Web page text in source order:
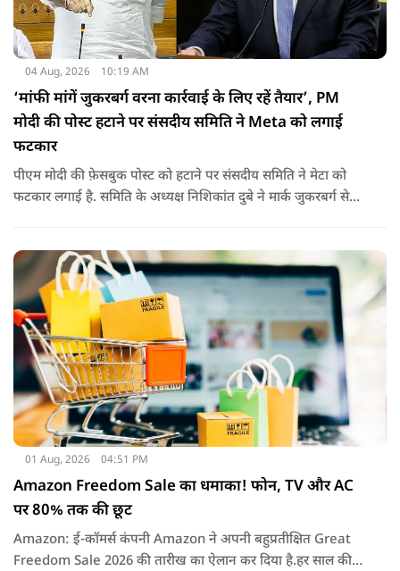
04 Aug, 2026 10:19 AM
‘मांफी मांगें जुकरबर्ग वरना कार्रवाई के लिए रहें तैयार’, PM
मोदी की पोस्ट हटाने पर संसदीय समिति ने Meta को लगाई
फटकार
पीएम मोदी की फ़ेसबुक पोस्ट को हटाने पर संसदीय समिति ने मेटा को
फटकार लगाई है. समिति के अध्यक्ष निशिकांत दुबे ने मार्क जुकरबर्ग से
पड़ सकता है.
01 Aug, 2026 04:51 PM
Amazon Freedom Sale का धमाका! फोन, TV और AC
पर 80% तक की छूट
Amazon: ई-कॉमर्स कंपनी Amazon ने अपनी बहुप्रतीक्षित Great
Freedom Sale 2026 की तारीख का ऐलान कर दिया है.हर साल की